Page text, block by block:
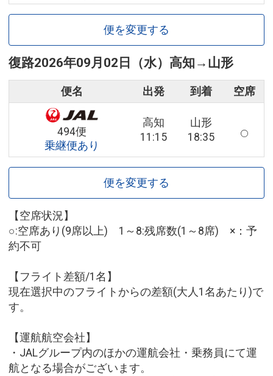
便を変更する
復路2026年09月02日（水） 高知 → 山形
便名 出発 到着 空席
494便
乗継便あり
高知
11:15
山形
18:35
便を変更する
【空席状況】
○:空席あり(9席以上) 1～8:残席数(1～8席) ×：予
約不可
【フライト差額/1名】
現在選択中のフライトからの差額(大人1名あたり)で
す。
【運航航空会社】
・JALグループ内のほかの運航会社・乗務員にて運
航となる場合がございます。